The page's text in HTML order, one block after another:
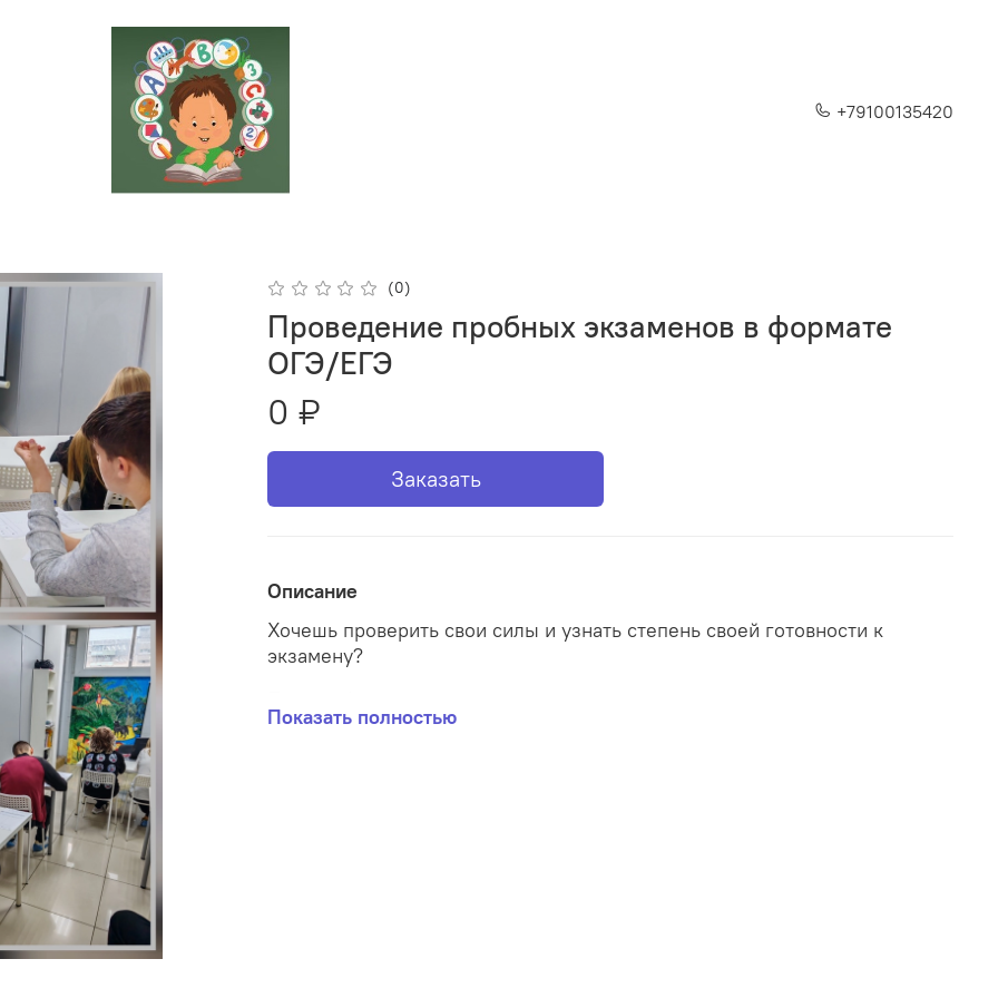
+79100135420
(0)
Проведение пробных экзаменов в формате
ОГЭ/ЕГЭ
0 ₽
Заказать
Описание
Хочешь проверить свои силы и узнать степень своей готовности к
экзамену?
Показать полностью